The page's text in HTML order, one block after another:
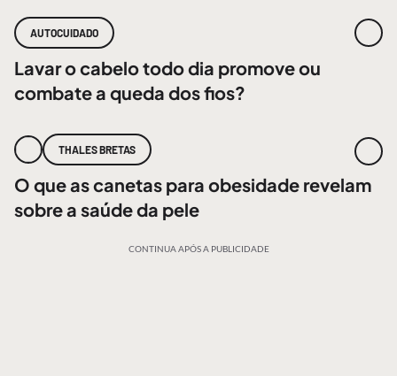
AUTOCUIDADO
Lavar o cabelo todo dia promove ou
combate a queda dos fios?
THALES BRETAS
O que as canetas para obesidade revelam
sobre a saúde da pele
CONTINUA APÓS A PUBLICIDADE